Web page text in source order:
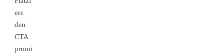
ere
den
CTA
promi